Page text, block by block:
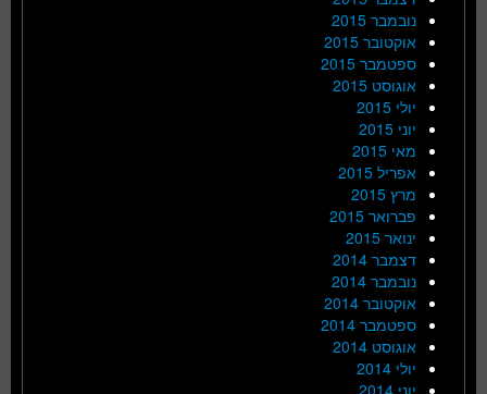
נובמבר 2015
אוקטובר 2015
ספטמבר 2015
אוגוסט 2015
יולי 2015
יוני 2015
מאי 2015
אפריל 2015
מרץ 2015
פברואר 2015
ינואר 2015
דצמבר 2014
נובמבר 2014
אוקטובר 2014
ספטמבר 2014
אוגוסט 2014
יולי 2014
יוני 2014